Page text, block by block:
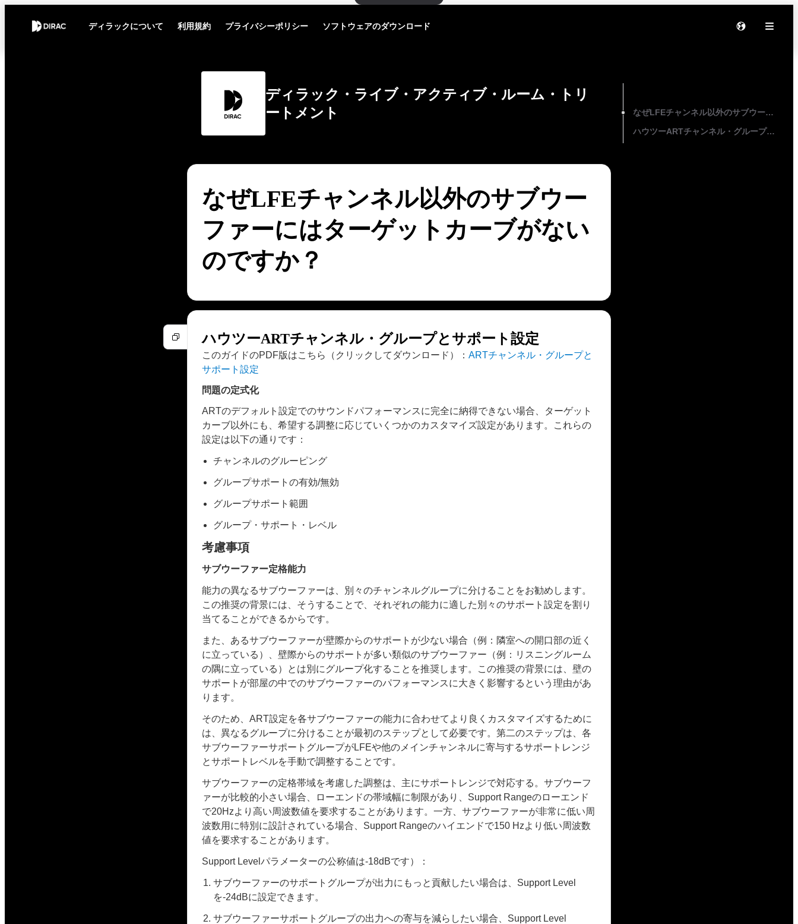
ディラックについて 利用規約 プライバシーポリシー ソフトウェアのダウンロード
ディラック・ライブ・アクティブ・ルーム・トリ
ートメント
なぜLFEチャンネル以外のサブウー
ファーにはターゲットカーブがない
のですか？
ハウツーARTチャンネル・グループとサポート設定
このガイドのPDF版はこちら（クリックしてダウンロード）： ARTチャンネル・グループと
サポート設定
問題の定式化
ARTのデフォルト設定でのサウンドパフォーマンスに完全に納得できない場合、ターゲット
カーブ以外にも、希望する調整に応じていくつかのカスタマイズ設定があります。これらの
設定は以下の通りです：
チャンネルのグルーピング
グループサポートの有効/無効
グループサポート範囲
グループ・サポート・レベル
考慮事項
サブウーファー定格能力
能力の異なるサブウーファーは、別々のチャンネルグループに分けることをお勧めします。
この推奨の背景には、そうすることで、それぞれの能力に適した別々のサポート設定を割り
当てることができるからです。
また、あるサブウーファーが壁際からのサポートが少ない場合（例：隣室への開口部の近く
に立っている）、壁際からのサポートが多い類似のサブウーファー（例：リスニングルーム
の隅に立っている）とは別にグループ化することを推奨します。この推奨の背景には、壁の
サポートが部屋の中でのサブウーファーのパフォーマンスに大きく影響するという理由があ
ります。
そのため、ART設定を各サブウーファーの能力に合わせてより良くカスタマイズするために
は、異なるグループに分けることが最初のステップとして必要です。第二のステップは、各
サブウーファーサポートグループがLFEや他のメインチャンネルに寄与するサポートレンジ
とサポートレベルを手動で調整することです。
サブウーファーの定格帯域を考慮した調整は、主にサポートレンジで対応する。サブウーフ
ァーが比較的小さい場合、ローエンドの帯域幅に制限があり、Support Rangeのローエンド
で20Hzより高い周波数値を要求することがあります。一方、サブウーファーが非常に低い周
波数用に特別に設計されている場合、Support Rangeのハイエンドで150 Hzより低い周波数
値を要求することがあります。
Support Levelパラメーターの公称値は-18dBです）：
サブウーファーのサポートグループが出力にもっと貢献したい場合は、Support Level
を-24dBに設定できます。
サブウーファーサポートグループの出力への寄与を減らしたい場合、Support Level
なぜLFEチャンネル以外のサブウーファー
ハウツーARTチャンネル・グループとサポ